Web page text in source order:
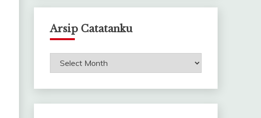
Arsip Catatanku
Arsip